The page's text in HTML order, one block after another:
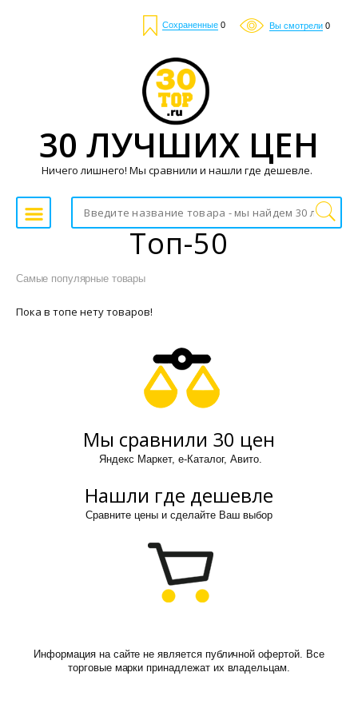
Сохраненные 0 Вы смотрели 0
Топ-50
Самые популярные товары
Пока в топе нету товаров!
Мы сравнили 30 цен
Яндекс Маркет, е-Каталог, Авито.
Нашли где дешевле
Сравните цены и сделайте Ваш выбор
Информация на сайте не является публичной офертой. Все
торговые марки принадлежат их владельцам.
30 ЛУЧШИХ ЦЕН
Ничего лишнего! Мы сравнили и нашли где дешевле.